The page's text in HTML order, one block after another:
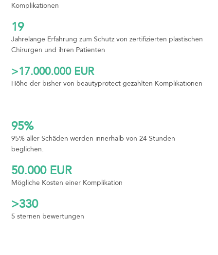
Komplikationen
19
Jahrelange Erfahrung zum Schutz von zertifizierten plastischen
Chirurgen und ihren Patienten
>17.000.000 EUR
Höhe der bisher von beautyprotect gezahlten Komplikationen
95%
95% aller Schäden werden innerhalb von 24 Stunden
beglichen.
50.000 EUR
Mögliche Kosten einer Komplikation
>330
5 sternen bewertungen